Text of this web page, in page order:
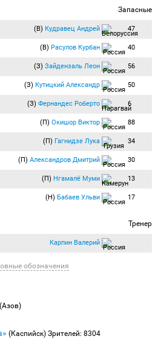
Запасные
(В) Кудравец Андрей 47
(В) Расулов Курбан 40
(З) Зайдензаль Леон 56
(З) Кутицкий Александр 50
(З) Фернандес Роберто 6
(П) Окишор Виктор 88
(П) Гагнидзе Лука 34
(П) Александров Дмитрий 30
(П) Нгамалё Муми 13
(Н) Бабаев Ульви 17
Тренер
Карпин Валерий
обозначения
(Азов)
(Каспийск) Зрителей: 8304